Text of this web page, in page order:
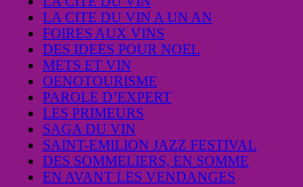
LA CITE DU VIN A UN AN
FOIRES AUX VINS
DES IDEES POUR NOEL
METS ET VIN
OENOTOURISME
PAROLE D’EXPERT
LES PRIMEURS
SAGA DU VIN
SAINT-EMILION JAZZ FESTIVAL
DES SOMMELIERS, EN SOMME
EN AVANT LES VENDANGES